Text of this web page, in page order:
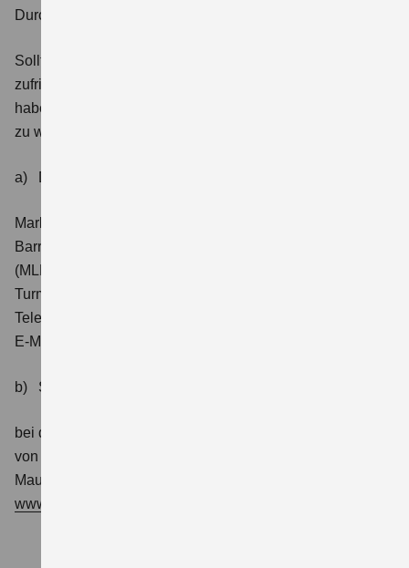
Durchsetzungs- und Schlichtungsverfahren
Sollten Sie innerhalb eines Monats keine
zufriedenstellende Antwort auf Ihr Feedback erhalten,
haben Sie die Möglichkeit, sich an die folgenden Stellen
zu wenden:
a) Durchsetzungsverfahren (§ 20 BFSG)
Marktüberwachungsstelle der Länder für die
Barrierefreiheit von Produkten und Dienstleistungen
(MLBF)
Turmschanzenstraße 25, 39114 Magdeburg
Telefon: (0391) 567-4530
E-Mail:
b) Schlichtungsstelle BGG
bei der Beauftragten der Bundesregierung für die Belange
von Menschen mit Behinderungen
Mauerstraße 53, 10117 Berlin
www.schlichtungsstelle-bgg.de